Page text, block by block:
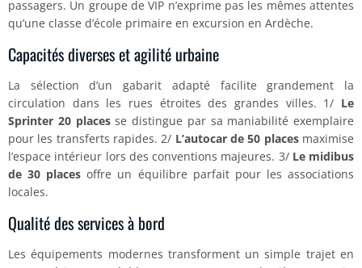
passagers. Un groupe de VIP n’exprime pas les mêmes attentes
qu’une classe d’école primaire en excursion en Ardèche.
Capacités diverses et agilité urbaine
La sélection d’un gabarit adapté facilite grandement la
circulation dans les rues étroites des grandes villes. 1/ Le
Sprinter 20 placesse distingue par sa maniabilité exemplaire
pour les transferts rapides. 2/ L’autocar de 50 placesmaximise
l’espace intérieur lors des conventions majeures. 3/ Le midibus
de 30 places offre un équilibre parfait pour les associations
locales.
Qualité des services à bord
Les équipements modernes transforment un simple trajet en